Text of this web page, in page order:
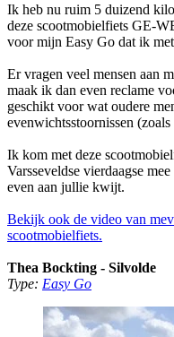
Ik heb nu ruim 5 duizend
deze scootmobielfiets GE-
voor mijn Easy Go dat ik
Er vragen veel mensen aan
maak ik dan even reclame
geschikt voor wat oudere
evenwichtsstoornissen
Ik kom met deze
Varsseveldse vierdaagse
even aan jullie kwijt.
Bekijk ook de video van
scootmobielfiets.
Thea Bockting - Silvolde
Type: Easy Go